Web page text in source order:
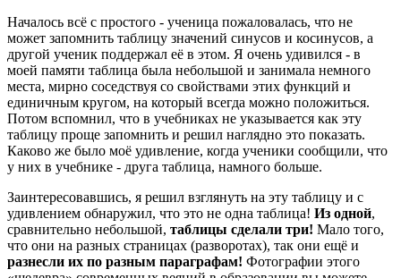
Началось всё с простого - ученица пожаловалась, что не
может запомнить таблицу значений синусов и косинусов, а
другой ученик поддержал её в этом. Я очень удивился - в
моей памяти таблица была небольшой и занимала немного
места, мирно соседствуя со свойствами этих функций и
единичным кругом, на который всегда можно положиться.
Потом вспомнил, что в учебниках не указывается как эту
таблицу проще запомнить и решил наглядно это показать.
Каково же было моё удивление, когда ученики сообщили, что
у них в учебнике - друга таблица, намного больше.
Заинтересовавшись, я решил взглянуть на эту таблицу и с
удивлением обнаружил, что это не одна таблица! Из одной,
сравнительно небольшой, таблицы сделали три! Мало того,
что они на разных страницах (разворотах), так они ещё и
разнесли их по разным параграфам! Фотографии этого